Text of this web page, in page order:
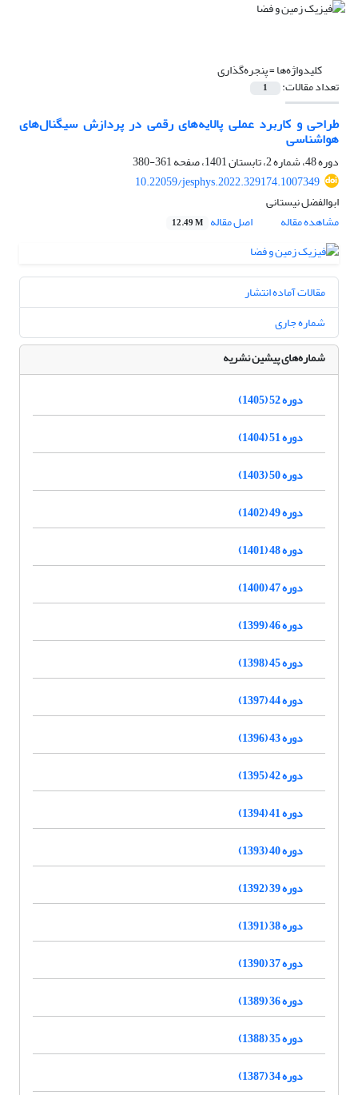
کلیدواژه‌ها =پنجره‌گذاری
تعداد مقالات: 1
طراحی و کاربرد عملی پالایه‌های رقمی در پردازش سیگنال‌های
هواشناسی
دوره 48، شماره 2، تابستان 1401، صفحه
361-380
10.22059/jesphys.2022.329174.1007349
ابوالفضل نیستانی
مشاهده مقاله
اصل مقاله 12.49 M
مقالات آماده انتشار
شماره جاری
شماره‌های پیشین نشریه
دوره 52 (1405)
دوره 51 (1404)
دوره 50 (1403)
دوره 49 (1402)
دوره 48 (1401)
دوره 47 (1400)
دوره 46 (1399)
دوره 45 (1398)
دوره 44 (1397)
دوره 43 (1396)
دوره 42 (1395)
دوره 41 (1394)
دوره 40 (1393)
دوره 39 (1392)
دوره 38 (1391)
دوره 37 (1390)
دوره 36 (1389)
دوره 35 (1388)
دوره 34 (1387)